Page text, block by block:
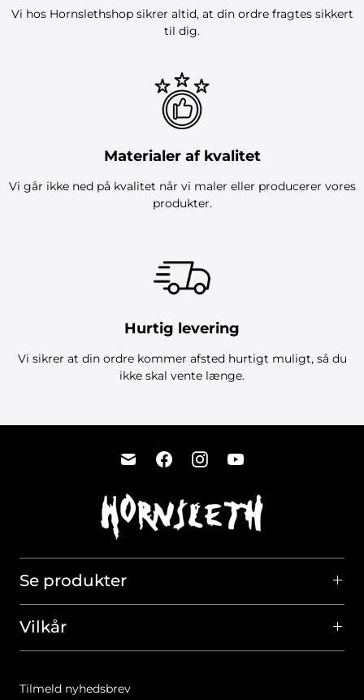
Vi hos Hornslethshop sikrer altid, at din ordre fragtes sikkert
til dig.
Materialer af kvalitet
Vi går ikke ned på kvalitet når vi maler eller producerer vores
produkter.
Hurtig levering
Vi sikrer at din ordre kommer afsted hurtigt muligt, så du
ikke skal vente længe.
Se produkter
Vilkår
Tilmeld nyhedsbrev